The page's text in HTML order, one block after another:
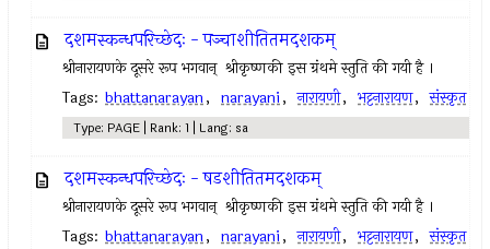
दशमस्कन्धपरिच्छेदः - पञ्चाशीतितमदशकम्
श्रीनारायणके दूसरे रूप भगवान् ‍ श्रीकृष्णकी इस ग्रंथमे स्तुति की गयी है ।
Tags: bhattanarayan, narayani, नारायणी, भट्टनारायण, संस्कृत
Type: PAGE | Rank: 1 | Lang: sa
दशमस्कन्धपरिच्छेदः - षडशीतितमदशकम्
श्रीनारायणके दूसरे रूप भगवान् ‍ श्रीकृष्णकी इस ग्रंथमे स्तुति की गयी है ।
Tags: bhattanarayan, narayani, नारायणी, भट्टनारायण, संस्कृत